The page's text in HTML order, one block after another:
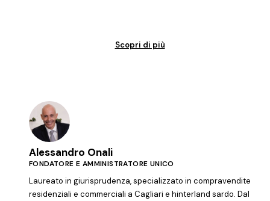
Scopri di più
Alessandro Onali
FONDATORE E AMMINISTRATORE UNICO
Laureato in giurisprudenza, specializzato in compravendite
residenziali e commerciali a Cagliari e hinterland sardo. Dal